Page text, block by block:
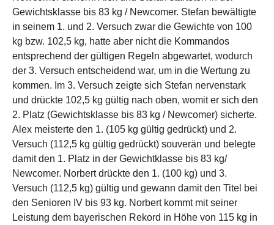
Gewichtsklasse bis 83 kg / Newcomer. Stefan bewältigte
in seinem 1. und 2. Versuch zwar die Gewichte von 100
kg bzw. 102,5 kg, hatte aber nicht die Kommandos
entsprechend der gültigen Regeln abgewartet, wodurch
der 3. Versuch entscheidend war, um in die Wertung zu
kommen. Im 3. Versuch zeigte sich Stefan nervenstark
und drückte 102,5 kg gültig nach oben, womit er sich den
2. Platz (Gewichtsklasse bis 83 kg / Newcomer) sicherte.
Alex meisterte den 1. (105 kg gültig gedrückt) und 2.
Versuch (112,5 kg gültig gedrückt) souverän und belegte
damit den 1. Platz in der Gewichtklasse bis 83 kg/
Newcomer. Norbert drückte den 1. (100 kg) und 3.
Versuch (112,5 kg) gültig und gewann damit den Titel bei
den Senioren IV bis 93 kg. Norbert kommt mit seiner
Leistung dem bayerischen Rekord in Höhe von 115 kg in